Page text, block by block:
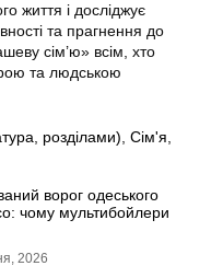
життя і досліджує
та прагнення до
сім’ю» всім, хто
та людською
, розділами), Сім'я,
ворог одеського
чому мультибойлери
2026